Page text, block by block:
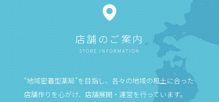
店舗のご案内
STORE INFORMATION
“地域密着型薬局”を目指し、各々の地域の風土に合った
店舗作りを心がけ、店舗展開・運営を行っています。